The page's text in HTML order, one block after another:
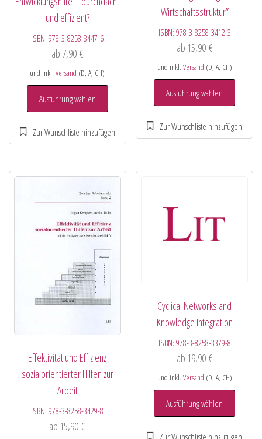
und effizient?
ISBN:978-3-8258-3447-6
ab 7,90 €
und inkl.Versand (D, A, CH)
Ausführung wählen
Wirtschaftsstruktur”
ISBN: 978-3-8258-3412-3
ab 15,90 €
und inkl. Versand (D, A, CH)
Ausführung wählen
Effektivität und Effizienz
sozialorientierter Hilfen zur
Arbeit
ISBN:978-3-8258-3429-8
ab 15,90€
Cyclical Networks and
Knowledge Integration
ISBN: 978-3-8258-3379-8
ab 19,90 €
und inkl. Versand (D, A, CH)
Ausführung wählen